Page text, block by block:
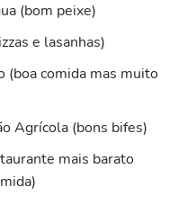
(bom peixe)
e lasanhas)
(boa comida mas muito
Agrícola (bons bifes)
mais barato